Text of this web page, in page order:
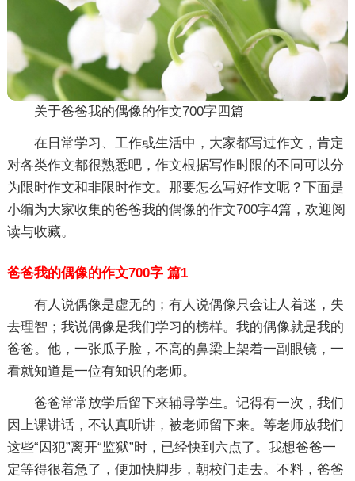
关于爸爸我的偶像的作文700字四篇
在日常学习、工作或生活中，大家都写过作文，肯定
对各类作文都很熟悉吧，作文根据写作时限的不同可以分
为限时作文和非限时作文。那要怎么写好作文呢？下面是
小编为大家收集的爸爸我的偶像的作文700字4篇，欢迎阅
读与收藏。
爸爸我的偶像的作文700字 篇1
有人说偶像是虚无的；有人说偶像只会让人着迷，失
去理智；我说偶像是我们学习的榜样。我的偶像就是我的
爸爸。他，一张瓜子脸，不高的鼻梁上架着一副眼镜，一
看就知道是一位有知识的老师。
爸爸常常放学后留下来辅导学生。记得有一次，我们
因上课讲话，不认真听讲，被老师留下来。等老师放我们
这些“囚犯”离开“监狱”时，已经快到六点了。我想爸爸一
定等得很着急了，便加快脚步，朝校门走去。不料，爸爸